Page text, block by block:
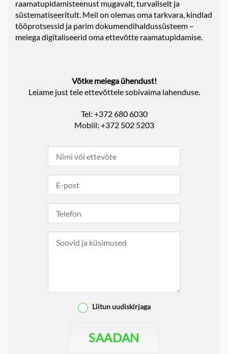
raamatupidamisteenust mugavalt, turvaliselt ja
süstematiseeritult. Meil on olemas oma tarkvara, kindlad
tööprotsessid ja parim dokumendihaldussüsteem –
meiega digitaliseerid oma ettevõtte raamatupidamise.
Võtke meiega ühendust!
Leiame just teie ettevõttele sobivaima lahenduse.
Tel: +372 680 6030
Mobiil: +372 502 5203
Liitun uudiskirjaga
SAADAN